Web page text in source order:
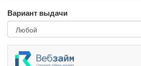
Вариант выдачи